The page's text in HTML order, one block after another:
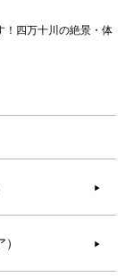
！四万十川の絶景・体
▶︎
▶︎